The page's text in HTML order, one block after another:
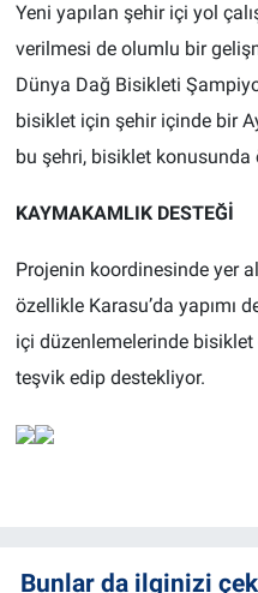
Yeni yapılan şehir içi yol
verilmesi de olumlu bir
Dünya Dağ Bisikleti
bisiklet için şehir içinde bir
bu şehri, bisiklet konusunda
KAYMAKAMLIK DESTEĞİ
Projenin koordinesinde yer
özellikle Karasu’da yapımı
içi düzenlemelerinde
teşvik edip destekliyor.
Bunlar da ilginizi